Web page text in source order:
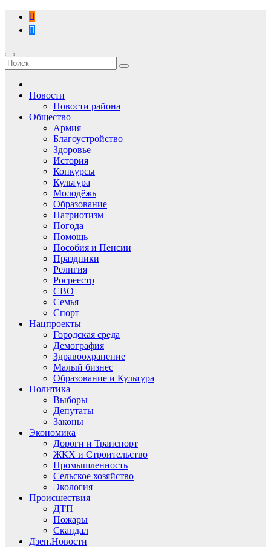
Перейти
содержимому
Новости
Новости района
Общество
Армия
Благоустройство
Здоровье
История
Конкурсы
Культура
Молодёжь
Образование
Патриотизм
Погода
Помощь
Пособия и Пенсии
Праздники
Религия
Росреестр
СВО
Семья
Спорт
Нацпроекты
Городская среда
Демография
Здравоохранение
Малый бизнес
Образование и Культура
Политика
Выборы
Депутаты
Законы
Экономика
Дороги и Транспорт
ЖКХ и Строительство
Промышленность
Сельское хозяйство
Экология
Происшествия
ДТП
Пожары
Скандал
Дзен.Новости